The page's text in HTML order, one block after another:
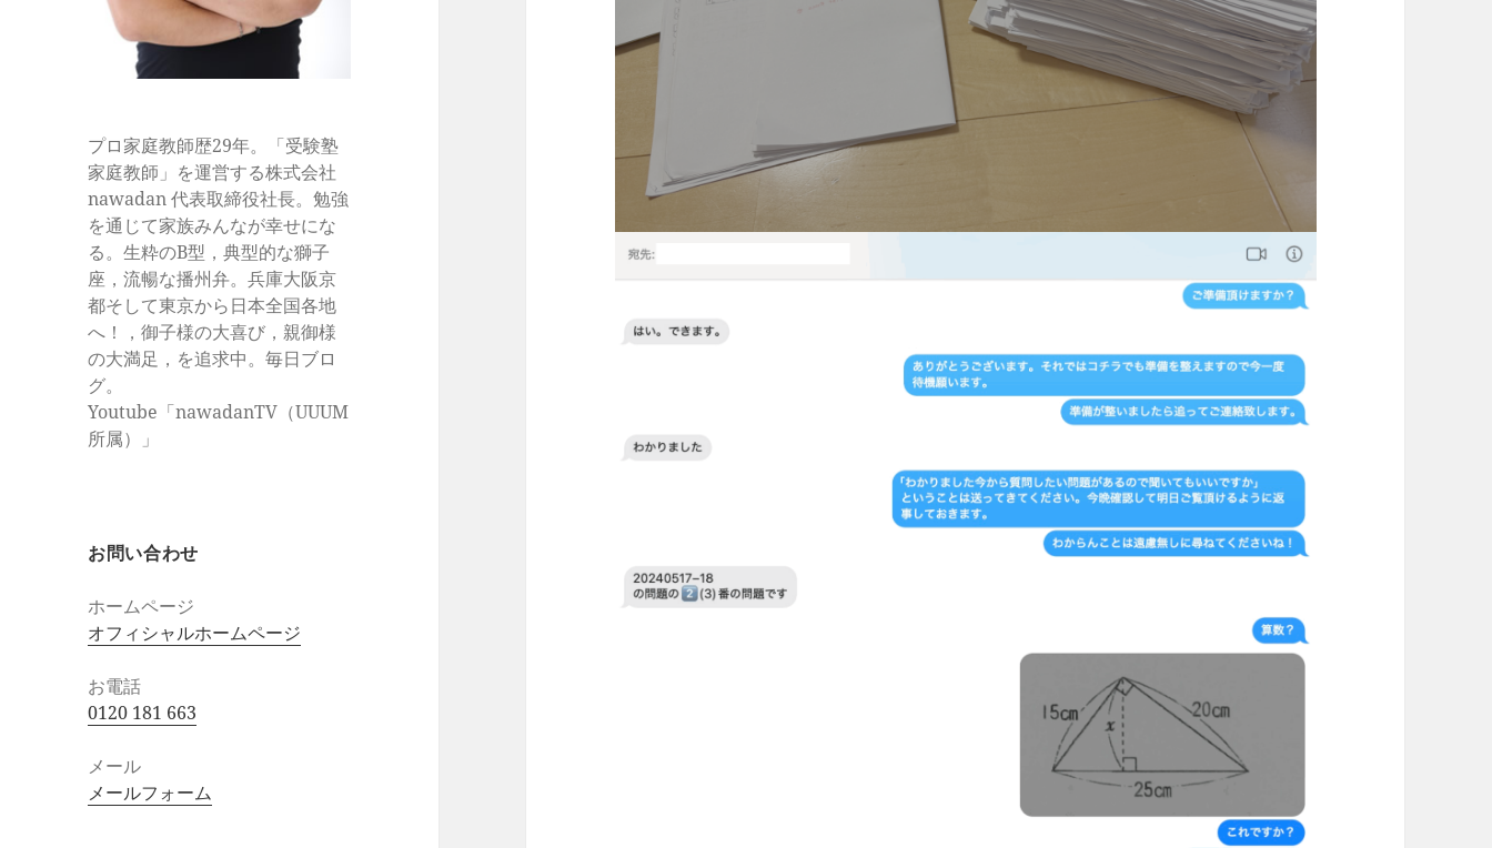
プロ家庭教師歴29年。「受験塾
家庭教師」を運営する株式会社
nawadan 代表取締役社長。勉強
を通じて家族みんなが幸せにな
る。生粋のB型，典型的な獅子
座，流暢な播州弁。兵庫大阪京
都そして東京から日本全国各地
へ！，御子様の大喜び，親御様
の大満足，を追求中。毎日ブロ
グ。
Youtube「nawadanTV（UUUM
所属）」
お問い合わせ
ホームページ
オフィシャルホームページ
お電話
0120 181 663
メール
メールフォーム